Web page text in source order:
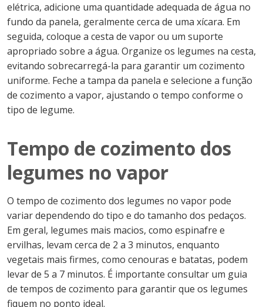
elétrica, adicione uma quantidade adequada de água no
fundo da panela, geralmente cerca de uma xícara. Em
seguida, coloque a cesta de vapor ou um suporte
apropriado sobre a água. Organize os legumes na cesta,
evitando sobrecarregá-la para garantir um cozimento
uniforme. Feche a tampa da panela e selecione a função
de cozimento a vapor, ajustando o tempo conforme o
tipo de legume.
Tempo de cozimento dos
legumes no vapor
O tempo de cozimento dos legumes no vapor pode
variar dependendo do tipo e do tamanho dos pedaços.
Em geral, legumes mais macios, como espinafre e
ervilhas, levam cerca de 2 a 3 minutos, enquanto
vegetais mais firmes, como cenouras e batatas, podem
levar de 5 a 7 minutos. É importante consultar um guia
de tempos de cozimento para garantir que os legumes
fiquem no ponto ideal.